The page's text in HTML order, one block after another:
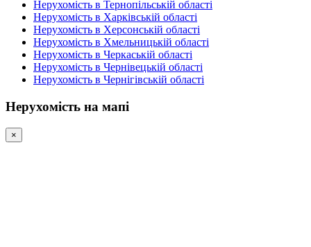
Нерухомість в Тернопільській області
Нерухомість в Харківській області
Нерухомість в Херсонській області
Нерухомість в Хмельницькій області
Нерухомість в Черкаській області
Нерухомість в Чернівецькій області
Нерухомість в Чернігівській області
Нерухомість на мапі
×